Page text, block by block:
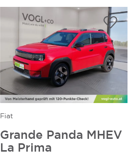
Fiat
Grande Panda MHEV
La Prima